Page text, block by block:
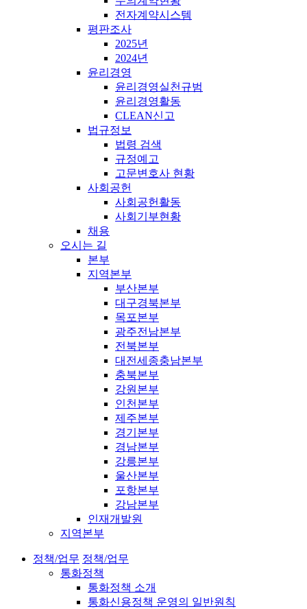
전자계약시스템
평판조사
2025년
2024년
윤리경영
윤리경영실천규범
윤리경영활동
CLEAN신고
법규정보
법령 검색
규정예고
고문변호사 현황
사회공헌
사회공헌활동
사회기부현황
채용
오시는 길
본부
지역본부
부산본부
대구경북본부
목포본부
광주전남본부
전북본부
대전세종충남본부
충북본부
강원본부
인천본부
제주본부
경기본부
경남본부
강릉본부
울산본부
포항본부
강남본부
인재개발원
지역본부
정책/업무 정책/업무
통화정책
통화정책 소개
통화신용정책 운영의 일반원칙